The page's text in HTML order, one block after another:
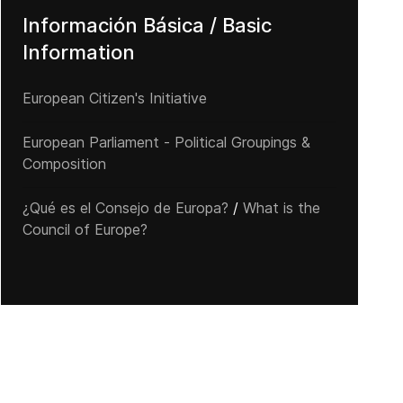
Voto latino podría ser clave en elecciones de Virginia y New
Información Básica / Basic
Information
European Citizen's Initiative
European Parliament - Political Groupings &
Composition
¿Qué es el Consejo de Europa? / What is the
Council of Europe?